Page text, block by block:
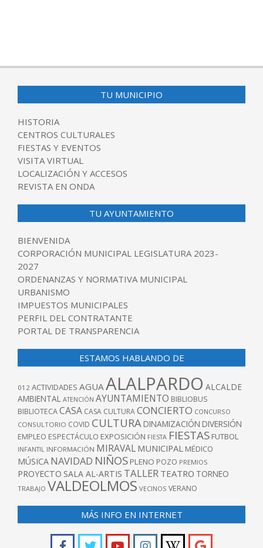
TU MUNICIPIO
HISTORIA
CENTROS CULTURALES
FIESTAS Y EVENTOS
VISITA VIRTUAL
LOCALIZACIÓN Y ACCESOS
REVISTA EN ONDA
TU AYUNTAMIENTO
BIENVENIDA
CORPORACIÓN MUNICIPAL LEGISLATURA 2023-
2027
ORDENANZAS Y NORMATIVA MUNICIPAL
URBANISMO
IMPUESTOS MUNICIPALES
PERFIL DEL CONTRATANTE
PORTAL DE TRANSPARENCIA
ESTAMOS HABLANDO DE
012 ACTIVIDADES AGUAALALPARDO ALCALDE
AMBIENTAL ATENCIÓN AYUNTAMIENTO BIBLIOBUS
BIBLIOTECACASA CASA CULTURACONCIERTO CONCURSO
CONSULTORIO COVID CULTURA DINAMIZACIÓN DIVERSIÓN
EMPLEO ESPECTÁCULO EXPOSICIÓN FIESTA FIESTAS FUTBOL
INFANTIL INFORMACIÓN MIRAVAL MUNICIPAL MÉDICO
MÚSICA NAVIDAD NIÑOS PLENO POZO PREMIOS
PROYECTO SALA AL-ARTIS TALLER TEATRO TORNEO
TRABAJO VALDEOLMOS VECINOS VERANO
MÁS INFO EN INTERNET